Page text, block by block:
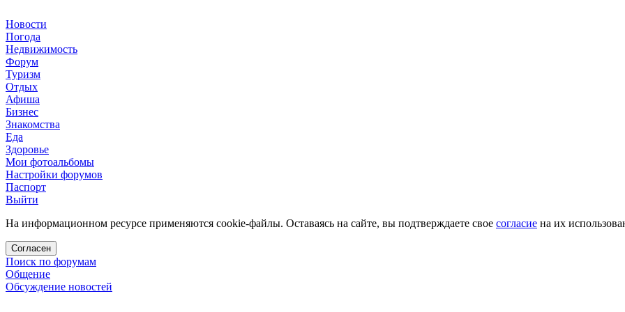
Новости
Погода
Недвижимость
Форум
Туризм
Отдых
Афиша
Бизнес
Знакомства
Еда
Здоровье
Мои фотоальбомы
Настройки форумов
Паспорт
Выйти
На информационном ресурсе применяются cookie-файлы. Оставаясь на сайте, вы подтверждаете свое согласие на их
Согласен
Поиск по форумам
Общение
Обсуждение новостей